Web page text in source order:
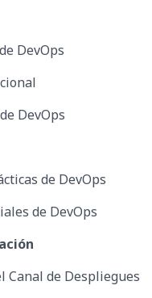
DevOps
DevOps
de DevOps
de DevOps
Canal de Despliegues